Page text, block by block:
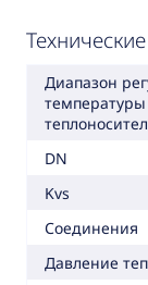
Диапазон
температуры
DN
Kvs
Соединения
Давление